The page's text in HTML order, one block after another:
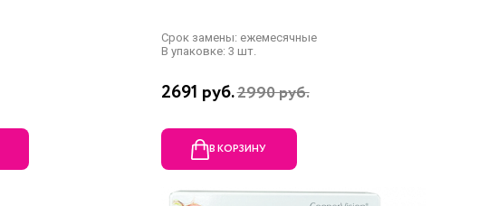
Срок замены: ежемесячные
В упаковке: 3 шт.
2691 руб.2990 руб.
В КОРЗИНУ